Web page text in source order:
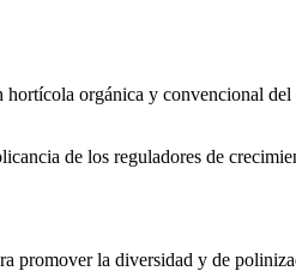
hortícola orgánica y convencional
de los reguladores de
promover la diversidad y de